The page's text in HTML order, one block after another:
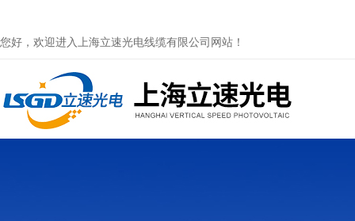
您好，欢迎进入上海立速光电线缆有限公司网站！